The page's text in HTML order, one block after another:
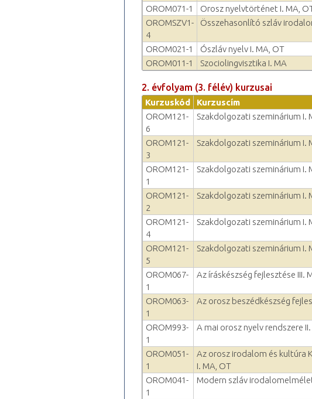
OROM071-1 Orosz nyelvtörténet I. MA,
OROMSZV1-
4
Összehasonlító szláv
OROM021-1 Ószláv nyelv I. MA, OT
OROM011-1
Szociolingvisztika I. MA
2. évfolyam (3. félév) kurzusai
Kurzuskód Kurzuscím
OROM121-
6
Szakdolgozati szeminárium I.
OROM121-
3
Szakdolgozati szeminárium I.
OROM121-
1
Szakdolgozati szeminárium I.
OROM121-
2
Szakdolgozati szeminárium I.
OROM121-
4
Szakdolgozati szeminárium I.
OROM121-
5
Szakdolgozati szeminárium I.
OROM067-
1
Az íráskészség fejlesztése III.
OROM063-
1
Az orosz beszédkészség
OROM993-
1
A mai orosz nyelv rendszere
OROM051-
1
Az orosz irodalom és kultúra
I. MA, OT
OROM041-
1
Modern szláv